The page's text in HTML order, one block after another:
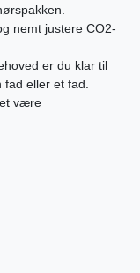
nemt justere CO2-
er du klar til
eller et fad.
være